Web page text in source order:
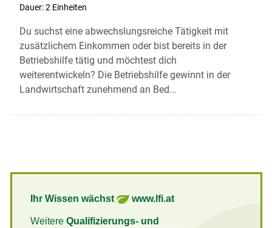
Dauer: 2 Einheiten
Du suchst eine abwechslungsreiche Tätigkeit mit
zusätzlichem Einkommen oder bist bereits in der
Betriebshilfe tätig und möchtest dich
weiterentwickeln? Die Betriebshilfe gewinnt in der
Landwirtschaft zunehmend an Bed...
Ihr Wissen wächst www.lfi.at
Weitere Qualifizierungs- und